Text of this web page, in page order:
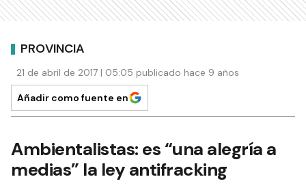
PROVINCIA
21 de abril de 2017 | 05:05 publicado hace 9 años
Añadir como fuente en
Ambientalistas: es “una alegría a
medias” la ley antifracking